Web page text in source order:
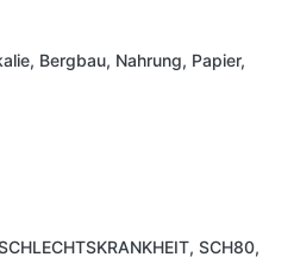
Bergbau, Nahrung, Papier,
SCH80,